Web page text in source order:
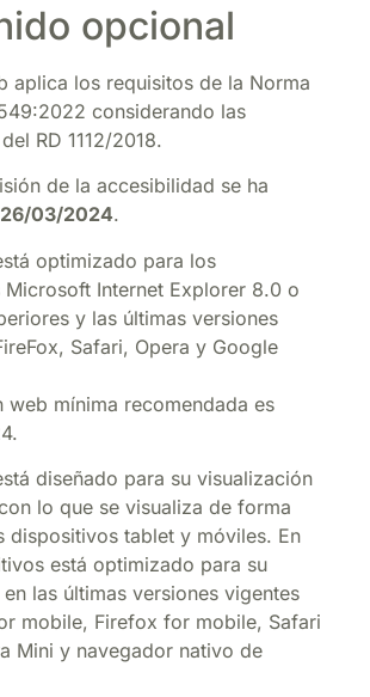
opcional
aplica los requisitos de la Norma
considerando las
RD 1112/2018.
de la accesibilidad se ha
26/03/2024.
optimizado para los
Microsoft Internet Explorer 8.0 o
y las últimas versiones
Safari, Opera y Google
web mínima recomendada es
diseñado para su visualización
lo que se visualiza de forma
dispositivos tablet y móviles. En
está optimizado para su
las últimas versiones vigentes
mobile, Firefox for mobile, Safari
Mini y navegador nativo de